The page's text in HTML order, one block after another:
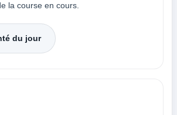
la course en cours.
du jour